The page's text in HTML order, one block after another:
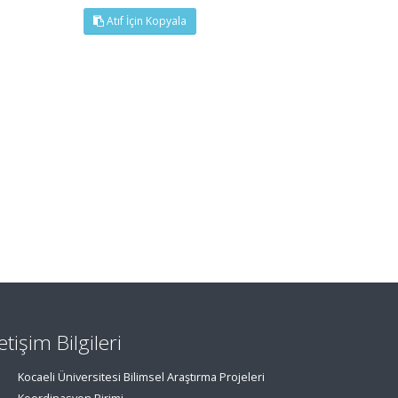
Atıf İçin Kopyala
Bilgileri
Kocaeli Üniversitesi Bilimsel Araştırma Projeleri